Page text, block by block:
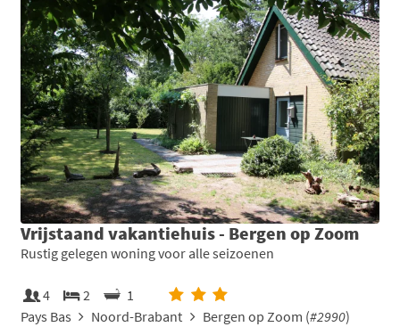
Vrijstaand vakantiehuis - Bergen op Zoom
Rustig gelegen woning voor alle seizoenen
4 2
1
Pays Bas
Noord-Brabant Bergen op Zoom (#2990)